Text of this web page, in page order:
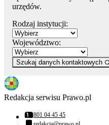
urzędów.
Rodzaj instytucji:
Województwo:
Szukaj danych kontaktowych
Redakcja serwisu Prawo.pl
Numer telefonu:
801 04 45 45